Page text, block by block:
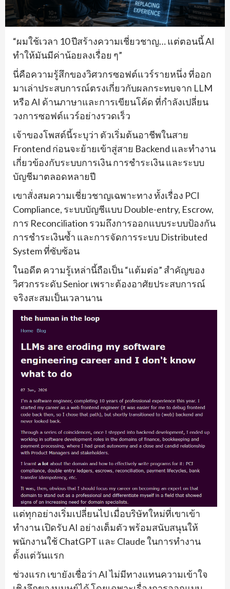
“ผมใช้เวลา 10 ปีสร้างความเชี่ยวชาญ… แต่ตอนนี้ AI
ทำให้มันมีค่าน้อยลงเรื่อย ๆ”
นี่คือความรู้สึกของวิศวกรซอฟต์แวร์รายหนึ่ง ที่ออก
มาเล่าประสบการณ์ตรงเกี่ยวกับผลกระทบจาก LLM
หรือ AI ด้านภาษาและการเขียนโค้ด ที่กำลังเปลี่ยน
วงการซอฟต์แวร์อย่างรวดเร็ว
เจ้าของโพสต์นี้ระบุว่า ตัวเริ่มต้นอาชีพในสาย
Frontend ก่อนจะย้ายเข้าสู่สาย Backend และทำงาน
เกี่ยวข้องกับระบบการเงิน การชำระเงิน และระบบ
บัญชีมาตลอดหลายปี
เขาสั่งสมความเชี่ยวชาญเฉพาะทาง ทั้งเรื่อง PCI
Compliance, ระบบบัญชีแบบ Double-entry, Escrow,
การ Reconciliation รวมถึงการออกแบบระบบป้องกัน
การชำระเงินซ้ำ และการจัดการระบบ Distributed
System ที่ซับซ้อน
ในอดีต ความรู้เหล่านี้ถือเป็น “แต้มต่อ” สำคัญของ
วิศวกรระดับ Senior เพราะต้องอาศัยประสบการณ์
จริงสะสมเป็นเวลานาน
แต่ทุกอย่างเริ่มเปลี่ยนไป เมื่อบริษัทใหม่ที่เขาเข้า
ทำงาน เปิดรับ AI อย่างเต็มตัว พร้อมสนับสนุนให้
พนักงานใช้ ChatGPT และ Claude ในการทำงาน
ตั้งแต่วันแรก
ช่วงแรก เขายังเชื่อว่า AI ไม่มีทางแทนความเข้าใจ